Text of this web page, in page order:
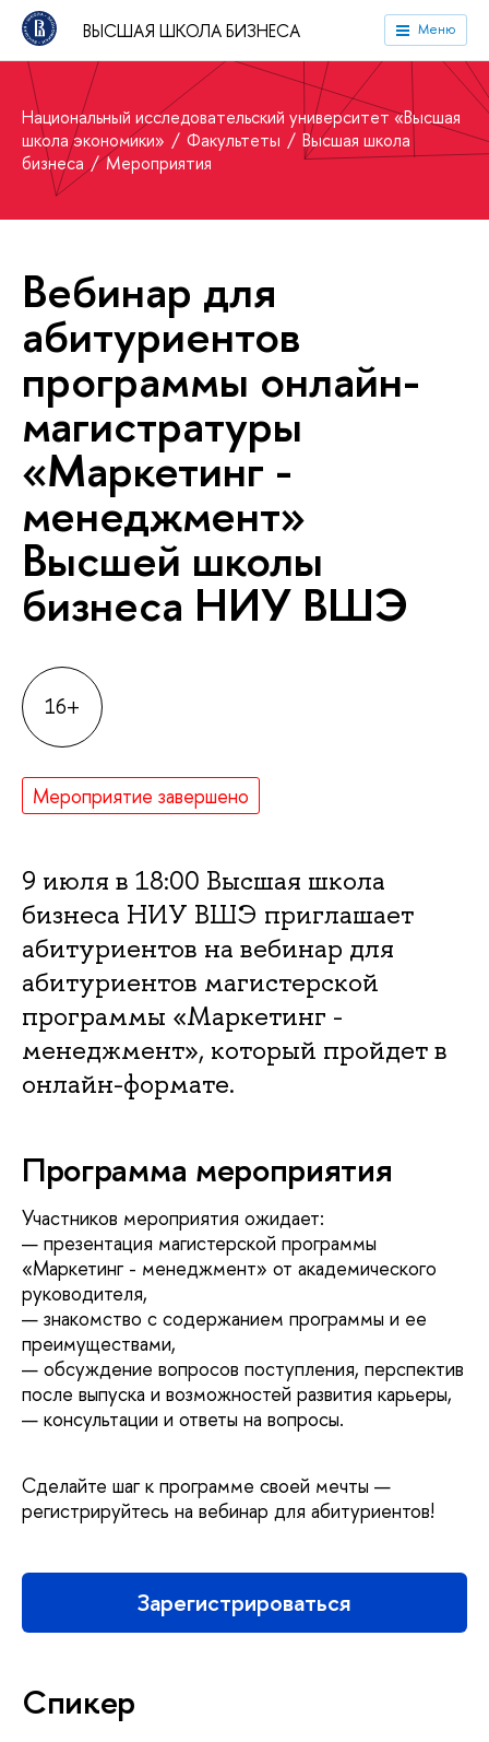
ВЫСШАЯ ШКОЛА БИЗНЕСА Меню
Национальный исследовательский университет «Высшая
школа экономики»
Факультеты
Высшая школа
бизнеса
Мероприятия
Вебинар для
абитуриентов
программы онлайн-
магистратуры
«Маркетинг -
менеджмент»
Высшей школы
бизнеса НИУ ВШЭ
16+
Мероприятие завершено
9 июля в 18:00 Высшая школа
бизнеса НИУ ВШЭ приглашает
абитуриентов на вебинар для
абитуриентов магистерской
программы «Маркетинг -
менеджмент», который пройдет в
онлайн-формате.
Программа мероприятия
Участников мероприятия ожидает:
— презентация магистерской программы
«Маркетинг - менеджмент» от академического
руководителя,
— знакомство с содержанием программы и ее
преимуществами,
— обсуждение вопросов поступления, перспектив
после выпуска и возможностей развития карьеры,
— консультации и ответы на вопросы.
Сделайте шаг к программе своей мечты —
регистрируйтесь на вебинар для абитуриентов!
Зарегистрироваться
Спикер